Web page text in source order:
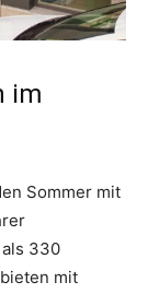
im
Sommer mit
330
mit